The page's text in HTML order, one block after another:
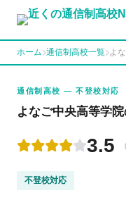
ホーム 通信制高校一覧 よ
通信制高校 — 不登校対応
よなご中央高等学
3.5
不登校対応